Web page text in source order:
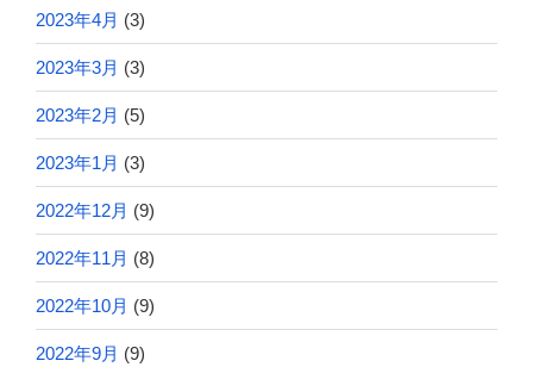
2023年4月 (3)
2023年3月 (3)
2023年2月 (5)
2023年1月 (3)
2022年12月 (9)
2022年11月 (8)
2022年10月 (9)
2022年9月 (9)